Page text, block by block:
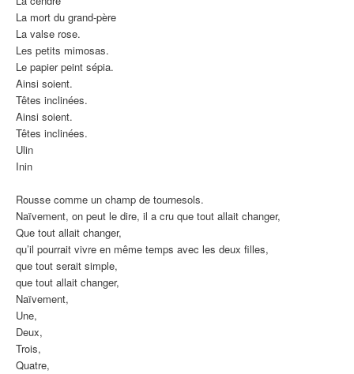
La mort du grand-père
La valse rose.
Les petits mimosas.
Le papier peint sépia.
Ainsi soient.
Têtes inclinées.
Ainsi soient.
Têtes inclinées.
Ulin
Inin
Rousse comme un champ de tournesols.
Naïvement, on peut le dire, il a cru que tout allait changer,
Que tout allait changer,
qu’il pourrait vivre en même temps avec les deux filles,
que tout serait simple,
que tout allait changer,
Naïvement,
Une,
Deux,
Trois,
Quatre,